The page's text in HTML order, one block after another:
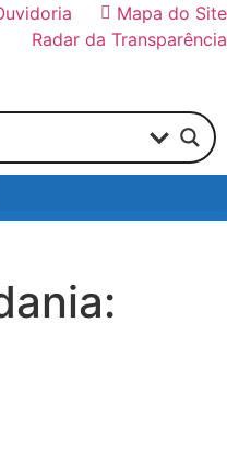
Mapa do Site
Radar da Transparência